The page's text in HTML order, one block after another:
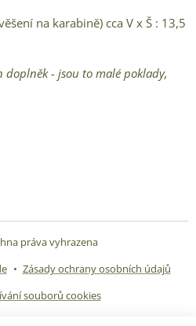
na karabině) cca V x Š : 13,5
doplněk - jsou to malé poklady,
práva vyhrazena
Zásady ochrany osobních údajů
souborů cookies